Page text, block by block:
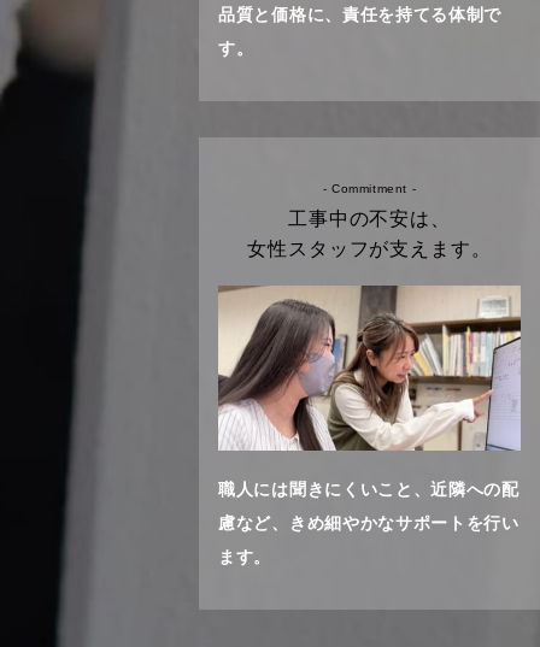
品質と価格に、責任を持てる体制で
す。
- Commitment -
工事中の不安は、
女性スタッフが支えます。
職人には聞きにくいこと、近隣への配
慮など、きめ細やかなサポートを行い
ます。